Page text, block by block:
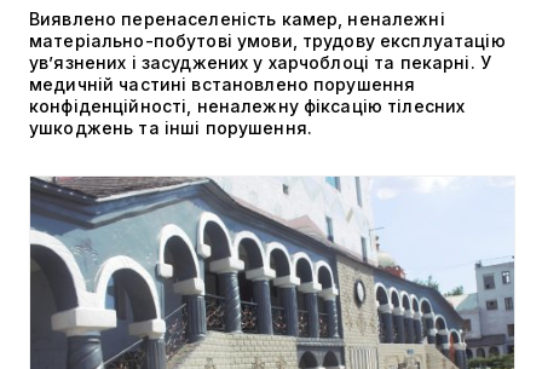
Виявлено перенаселеність камер, неналежні
матеріально-побутові умови, трудову експлуатацію
ув’язнених і засуджених у харчоблоці та пекарні. У
медичній частині встановлено порушення
конфіденційності, неналежну фіксацію тілесних
ушкоджень та інші порушення.